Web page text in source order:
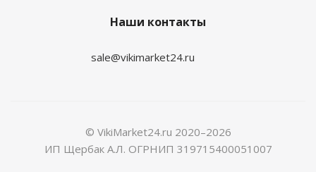
Наши контакты
sale@vikimarket24.ru
© VikiMarket24.ru 2020–2026
ИП Щербак А.Л. ОГРНИП 319715400051007